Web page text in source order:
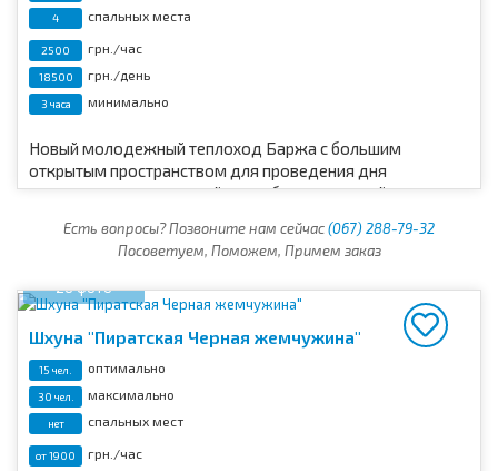
4 спальных места
2500 грн./час
18500 грн./день
3 часа минимально
Новый молодежный теплоход Баржа с большим
открытым пространством для проведения дня
рождения, оригинальной свадьбы или веселой
Есть вопросы? Позвоните нам сейчас(067) 288-79-32
Посоветуем, Поможем, Примем заказ
26 фото
Шхуна "Пиратская Черная жемчужина"
15 чел. оптимально
30 чел. максимально
нет спальных мест
от 1900 грн./час